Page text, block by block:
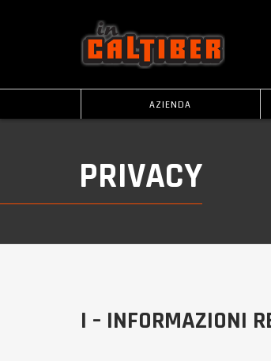
AZIENDA
PRIVACY
I – INFORMAZIONI